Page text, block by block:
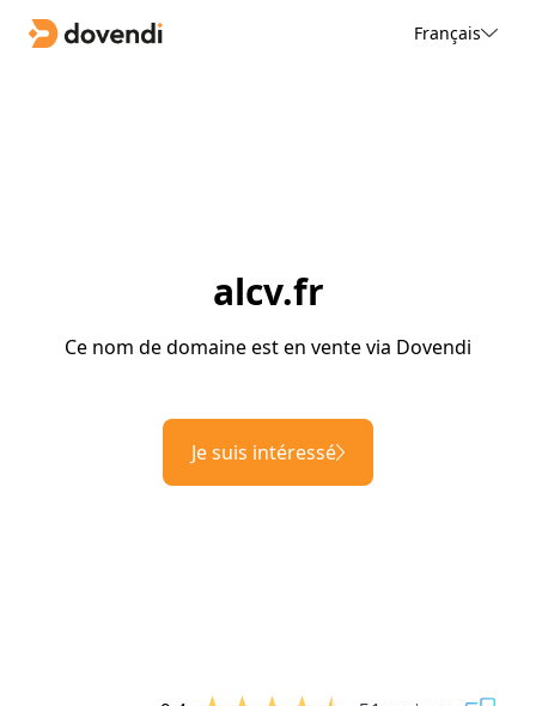
Français
alcv.fr
Ce nom de domaine est en vente via Dovendi
Je suis intéressé